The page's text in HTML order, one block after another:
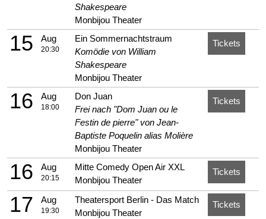
Shakespeare
Monbijou Theater
15 Aug
20:30
Tickets
Ein Sommernachtstraum
Komödie von William
Shakespeare
Monbijou Theater
16 Aug
18:00
Tickets
Don Juan
Frei nach "Dom Juan ou le
Festin de pierre" von Jean-
Baptiste Poquelin alias Molière
Monbijou Theater
16 Aug
20:15
Tickets
Mitte Comedy Open Air XXL
Monbijou Theater
17 Aug
19:30
Tickets
Theatersport Berlin - Das Match
Monbijou Theater